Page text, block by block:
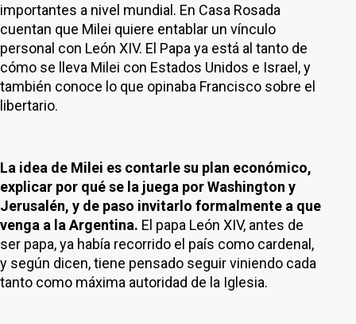
importantes a nivel mundial. En Casa Rosada
cuentan que Milei quiere entablar un vínculo
personal con León XIV. El Papa ya está al tanto de
cómo se lleva Milei con Estados Unidos e Israel, y
también conoce lo que opinaba Francisco sobre el
libertario.
La idea de Milei es contarle su plan económico,
explicar por qué se la juega por Washington y
Jerusalén, y de paso invitarlo formalmente a que
venga a la Argentina. El papa León XIV, antes de
ser papa, ya había recorrido el país como cardenal,
y según dicen, tiene pensado seguir viniendo cada
tanto como máxima autoridad de la Iglesia.